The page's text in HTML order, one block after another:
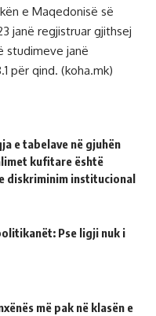
e Maqedonisë së
janë regjistruar gjithsej
studimeve janë
për qind. (koha.mk)
e tabelave në gjuhën
kufitare është
diskriminim institucional
Pse ligji nuk i
më pak në klasën e